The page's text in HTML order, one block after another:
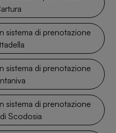
sistema di prenotazione
sistema di prenotazione
sistema di prenotazione
Scodosia